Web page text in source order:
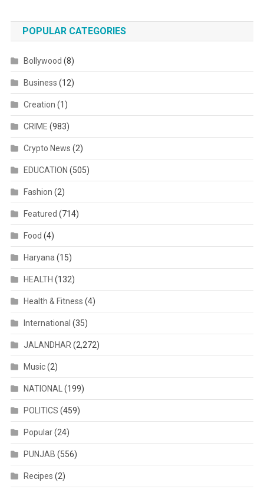
POPULAR CATEGORIES
Bollywood (8)
Business (12)
Creation (1)
CRIME (983)
Crypto News (2)
EDUCATION (505)
Fashion (2)
Featured (714)
Food (4)
Haryana (15)
HEALTH (132)
Health & Fitness (4)
International (35)
JALANDHAR (2,272)
Music(2)
NATIONAL (199)
POLITICS (459)
Popular(24)
PUNJAB (556)
Recipes (2)